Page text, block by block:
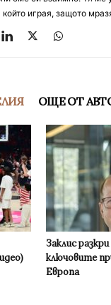
който играя, защото
ОЩЕ ОТ
Заклис
ключовите
Европа